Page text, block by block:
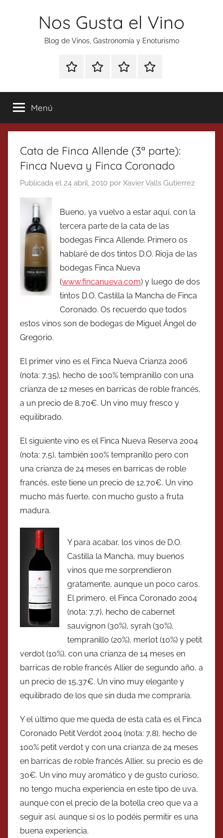
Nos Gusta el Vino
Blog de Vinos, Gastronomía y Enoturismo
Especial
Tonics
Enoturismo
Gastronomía
RankingContacto
Menú
Cata de Finca Allende (3ª parte):
Finca Nueva y Finca Coronado
Publicada el 24 abril, 2010 por Xavier Valls Gutierrez
Bueno, ya vuelvo a estar aquí, con la
tercera parte de la cata de las
bodegas Finca Allende. Primero os
hablaré de dos tintos D.O. Rioja de las
bodegas Finca Nueva
(www.fincanueva.com) y luego de dos
tintos D.O. Castilla la Mancha de Finca
Coronado. Os recuerdo que todos
estos vinos son de bodegas de Miguel Ángel de
Gregorio.
El primer vino es el Finca Nueva Crianza 2006
(nota: 7,35), hecho de 100% tempranillo con una
crianza de 12 meses en barricas de roble francés,
a un precio de 8,70€. Un vino muy fresco y
equilibrado.
El siguiente vino es el Finca Nueva Reserva 2004
(nota: 7,5), también 100% tempranillo pero con
una crianza de 24 meses en barricas de roble
francés, este tiene un precio de 12,70€. Un vino
mucho más fuerte, con mucho gusto a fruta
madura.
Y para acabar, los vinos de D.O.
Castilla la Mancha, muy buenos
vinos que me sorprendieron
gratamente, aunque un poco caros.
El primero, el Finca Coronado 2004
(nota: 7,7), hecho de cabernet
sauvignon (30%), syrah (30%),
tempranillo (20%), merlot (10%) y petit
verdot (10%), con una crianza de 14 meses en
barricas de roble francés Allier de segundo año, a
un precio de 15,37€. Un vino muy elegante y
equilibrado de los que sin duda me compraría.
Y el último que me queda de esta cata es el Finca
Coronado Petit Verdot 2004 (nota: 7,8), hecho de
100% petit verdot y con una crianza de 24 meses
en barricas de roble francés Allier, su precio es de
30€. Un vino muy aromático y de gusto curioso,
no tengo mucha experiencia en este tipo de uva,
aunque con el precio de la botella creo que va a
seguir así, aunque si os lo podéis permitir es una
buena experiencia.